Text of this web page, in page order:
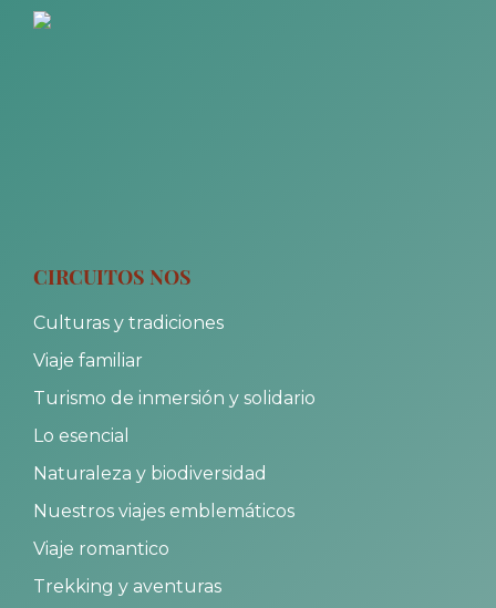
CIRCUITOS NOS
Culturas y tradiciones
Viaje familiar
Turismo de inmersión y solidario
Lo esencial
Naturaleza y biodiversidad
Nuestros viajes emblemáticos
Viaje romantico
Trekking y aventuras